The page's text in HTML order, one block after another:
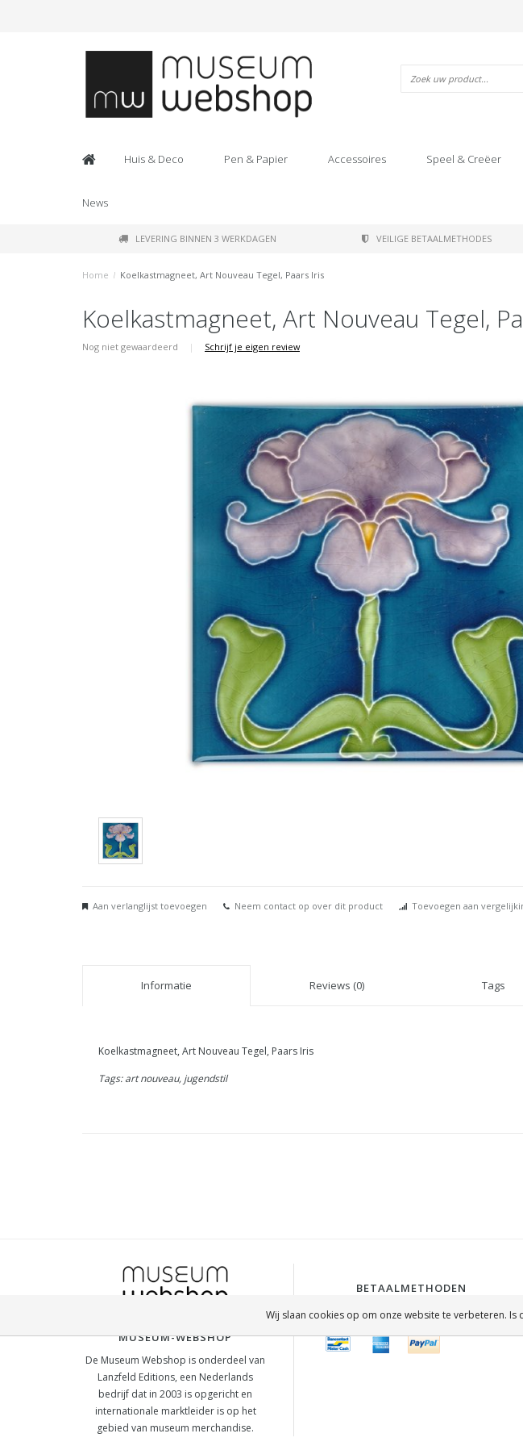
Huis & Deco Pen & Papier Accessoires Speel & Creëer
News
LEVERING BINNEN 3 WERKDAGEN VEILIGE BETAALMETHODES
Home / Koelkastmagneet, Art Nouveau Tegel, Paars Iris
Koelkastmagneet, Art Nouveau Tegel,
Nog niet gewaardeerd | Schrijf je eigen review
Aan verlanglijst toevoegen Neem contact op over dit product Toevoegen aan
Informatie Reviews (0) Tags
Koelkastmagneet, Art Nouveau Tegel, Paars Iris
Tags: art nouveau, jugendstil
MUSEUM-WEBSHOP
De Museum Webshop is onderdeel van
Lanzfeld Editions, een Nederlands
bedrijf dat in 2003 is opgericht en
internationale marktleider is op het
gebied van museum merchandise.
BETAALMETHODEN
Wij slaan cookies op om onze website te verbeteren. Is